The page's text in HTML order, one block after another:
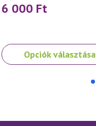
6 000 Ft
Opciók választása
Ennek
a
A